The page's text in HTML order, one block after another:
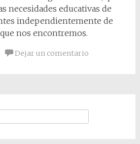
necesidades educativas de
independientemente de
nos encontremos.
Dejar un comentario